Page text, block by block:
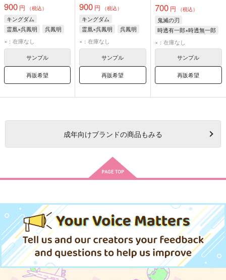
900 円 （税込）
キングダム
霊凰×呉鳳明
呉鳳明
霊凰
×：在庫なし
サンプル
再販希望
900 円 （税込）
キングダム
霊凰×呉鳳明
呉鳳明
霊凰
×：在庫なし
サンプル
再販希望
700円 （税込）
鬼滅の刃
時透有一郎×時透無一郎
時透無一郎
時透有一郎
×：在庫なし
サンプル
再販希望
成年向けブランドの商品もみる